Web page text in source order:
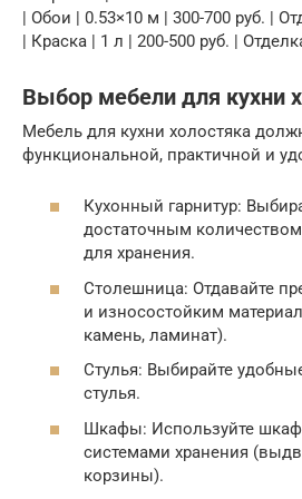
| Обои | 0.53×10 м | 300-700 руб. |
| Краска | 1 л | 200-500 руб. |
Выбор мебели для кухни
Мебель для кухни холостяка
функциональной, практичной и
Кухонный гарнитур:
достаточным
для хранения.
Столешница: Отдавайте
и износостойким
камень, ламинат).
Стулья: Выбирайте
стулья.
Шкафы: Используйте
системами хранения
корзины).